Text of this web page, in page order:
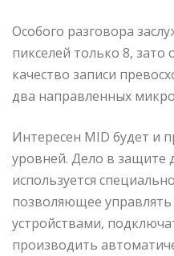
Особого разговора
пикселей только 8,
качество записи
два направленных
Интересен MID будет и
уровней. Дело в защите
используется
позволяющее
устройствами,
производить